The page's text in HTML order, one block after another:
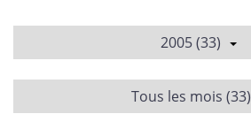
2005 (33)
Tous les mois (33)